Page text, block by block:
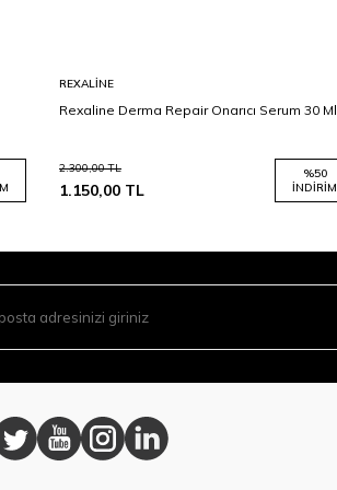
REXALINE
Rexaline Derma Repair Onarıcı Serum 30 Ml
2.300,00TL
1.150,00 TL
%50
İNDIRIM